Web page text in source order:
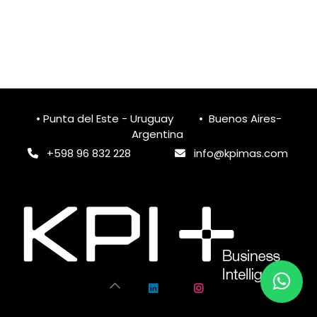
• Punta del Este - Uruguay • Buenos Aires-
Argentina
+598 96 832 228
info@kpimas.com